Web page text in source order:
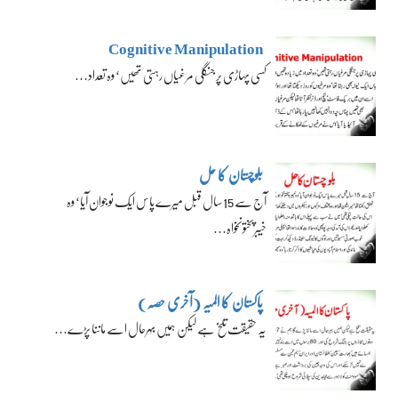
Cognitive Manipulation
کسی پہاڑی پر جنگلی مرغیاں رہتی تھیں‘ وہ تعداد…
بلوچستان کا حل
آج سے 15 سال قبل میرے پاس ایک نوجوان آیا‘ وہ
خیبرپختونخواہ…
پاکستان کا المیہ (آخری حصہ)
یہ حقیقت تلخ ہے لیکن ہمیں بہرحال اسے ماننا پڑے…